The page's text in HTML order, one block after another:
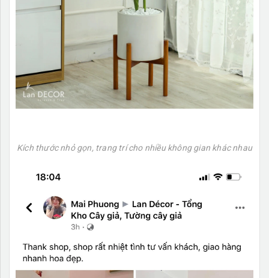
Kích thước nhỏ gọn, trang trí cho nhiều không gian khác nhau